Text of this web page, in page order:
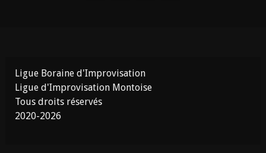
Ligue Boraine d'Improvisation
Ligue d'Improvisation Montoise
Tous droits réservés
2020-2026